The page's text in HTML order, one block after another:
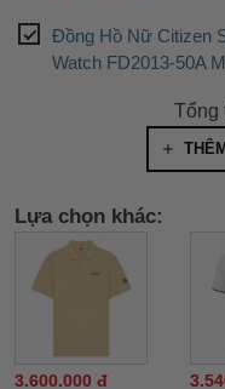
Đồng Hồ Nữ Citizen
Watch FD2013-50A
Tổng
Lựa chọn khác:
3.600.000 đ